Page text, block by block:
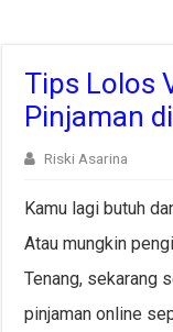
Tips Lolos
Pinjaman
Riski Asarina
Kamu lagi butuh
Atau mungkin
Tenang, sekarang
pinjaman online